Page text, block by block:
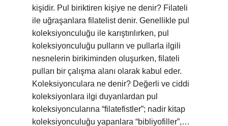
kişidir. Pul biriktiren kişiye ne denir? Filateli
ile uğraşanlara filatelist denir. Genellikle pul
koleksiyonculuğu ile karıştırılırken, pul
koleksiyonculuğu pulların ve pullarla ilgili
nesnelerin birikiminden oluşurken, filateli
pulları bir çalışma alanı olarak kabul eder.
Koleksiyonculara ne denir? Değerli ve ciddi
koleksiyonlara ilgi duyanlardan pul
koleksiyoncularına “filatefistler”; nadir kitap
koleksiyonculuğu yapanlara “bibliyofiller”,…